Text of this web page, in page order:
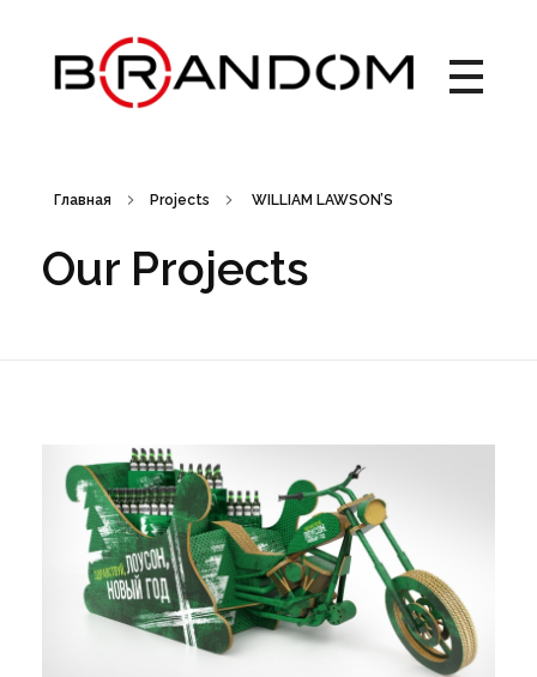
Главная Projects WILLIAM LAWSON’S
Our Projects